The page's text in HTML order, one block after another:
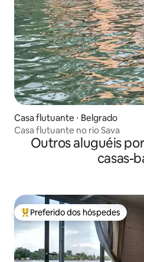
Casa flutuante ⋅ Belgrado
Casa flutuante no rio Sava
Outros aluguéis
casas-
Entre os melhores preferidos
Preferido dos hóspedes